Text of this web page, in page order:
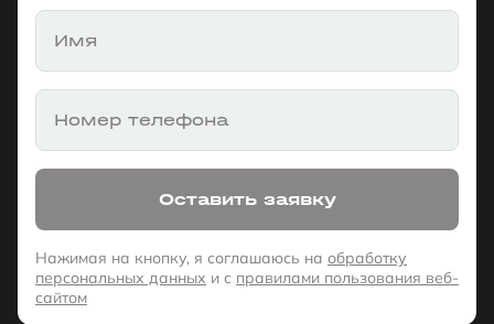
Имя
Номер телефона
Оставить заявку
Нажимая на кнопку, я соглашаюсь на обработку
персональных данных и с правилами пользования веб-
сайтом